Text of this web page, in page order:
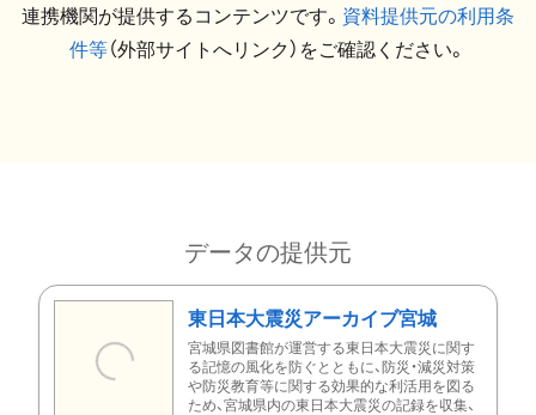
連携機関が提供するコンテンツです。 資料提供元の利用条
件等（外部サイトへリンク）をご確認ください。
データの提供元
東日本大震災アーカイブ宮城
宮城県図書館が運営する東日本大震災に関す
る記憶の風化を防ぐとともに、防災・減災対策
や防災教育等に関する効果的な利活用を図る
ため、宮城県内の東日本大震災の記録を収集、